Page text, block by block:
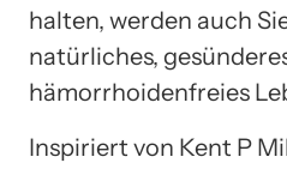
halten, werden auch
natürliches,
hämorrhoidenfreies
Inspiriert von Kent P